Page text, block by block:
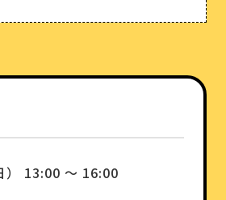
） 13:00 ～ 16:00